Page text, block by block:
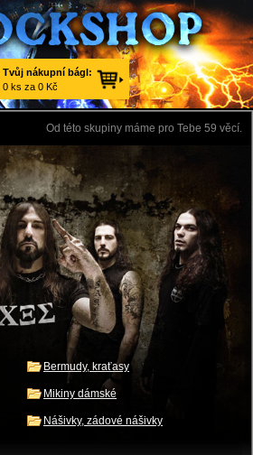
Tvůj nákupní bágl:
0 ks za 0 Kč
Od této skupiny máme pro Tebe 59 věcí.
Bermudy, kraťasy
Mikiny dámské
Nášivky, zádové nášivky